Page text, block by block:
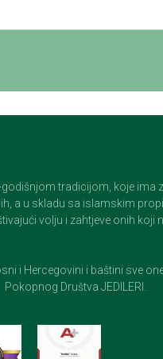
tradicijom, koje ima
a u skladu sa islamskim
volju i zahtjeve onih koji
i Hercegovini i baštini sve
Pokopnog Društva JEDILERI.